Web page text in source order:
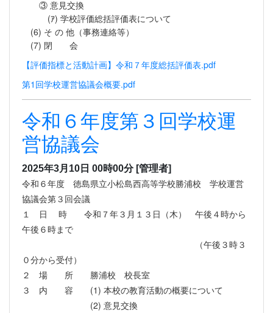
③ 意見交換
(ｱ) 学校評価総括評価表について
(6) そ の 他（事務連絡等）
(7) 閉 会
【評価指標と活動計画】令和７年度総括評価表.pdf
第1回学校運営協議会概要.pdf
令和６年度第３回学校運
営協議会
2025年3月10日 00時00分 [管理者]
令和６年度 徳島県立小松島西高等学校勝浦校 学校運営
協議会第３回会議
１ 日 時 令和７年３月１３日（木） 午後４時から
午後６時まで
（午後３時３
０分から受付）
２ 場 所 勝浦校 校長室
３ 内 容 (1) 本校の教育活動の概要について
(2) 意見交換